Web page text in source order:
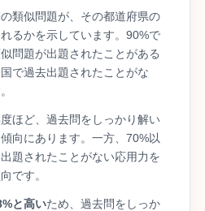
類似問題が、その都道府県の
るかを示しています。90%で
問題が出題されたことがある
で過去出題されたことがな
ほど、過去問をしっかり解い
向にあります。一方、70%以
題されたことがない応用力を
です。
と高いため、過去問をしっか